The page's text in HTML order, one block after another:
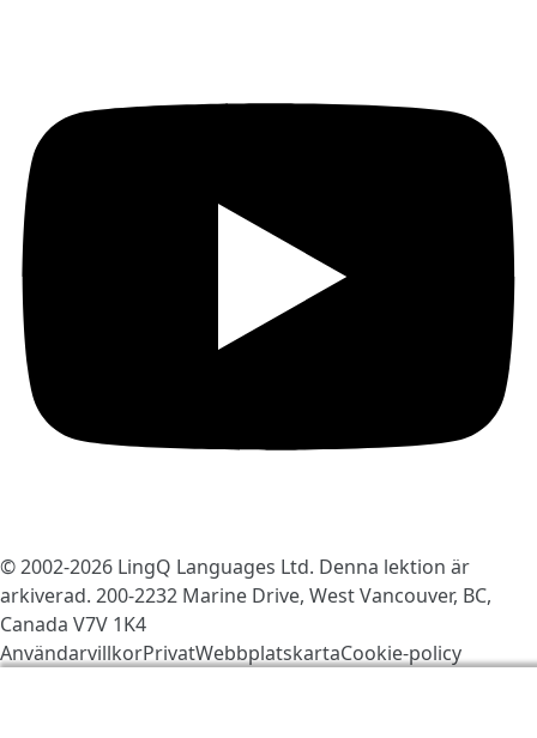
© 2002-2026 LingQ Languages Ltd. Denna lektion är
arkiverad. 200-2232 Marine Drive, West Vancouver, BC,
Canada V7V 1K4
AnvändarvillkorPrivatWebbplatskartaCookie-policy